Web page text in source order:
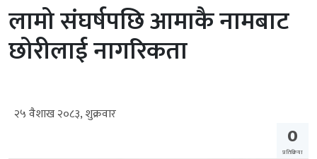
लामो संघर्षपछि आमाकै नामबाट
छोरीलाई नागरिकता
२५ वैशाख २०८३, शुक्रवार
0
प्रतिक्रिया